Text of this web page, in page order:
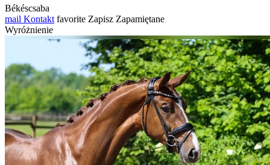
Békéscsaba
mail Kontakt favorite Zapisz Zapamiętane
Wyróżnienie